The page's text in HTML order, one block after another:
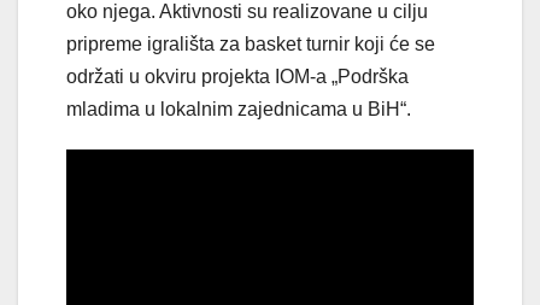
oko njega. Aktivnosti su realizovane u cilju
pripreme igrališta za basket turnir koji će se
održati u okviru projekta IOM-a „Podrška
mladima u lokalnim zajednicama u BiH“.